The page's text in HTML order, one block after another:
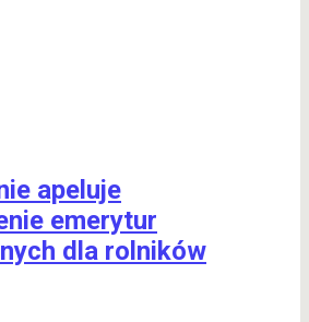
apeluje
emerytur
dla rolników